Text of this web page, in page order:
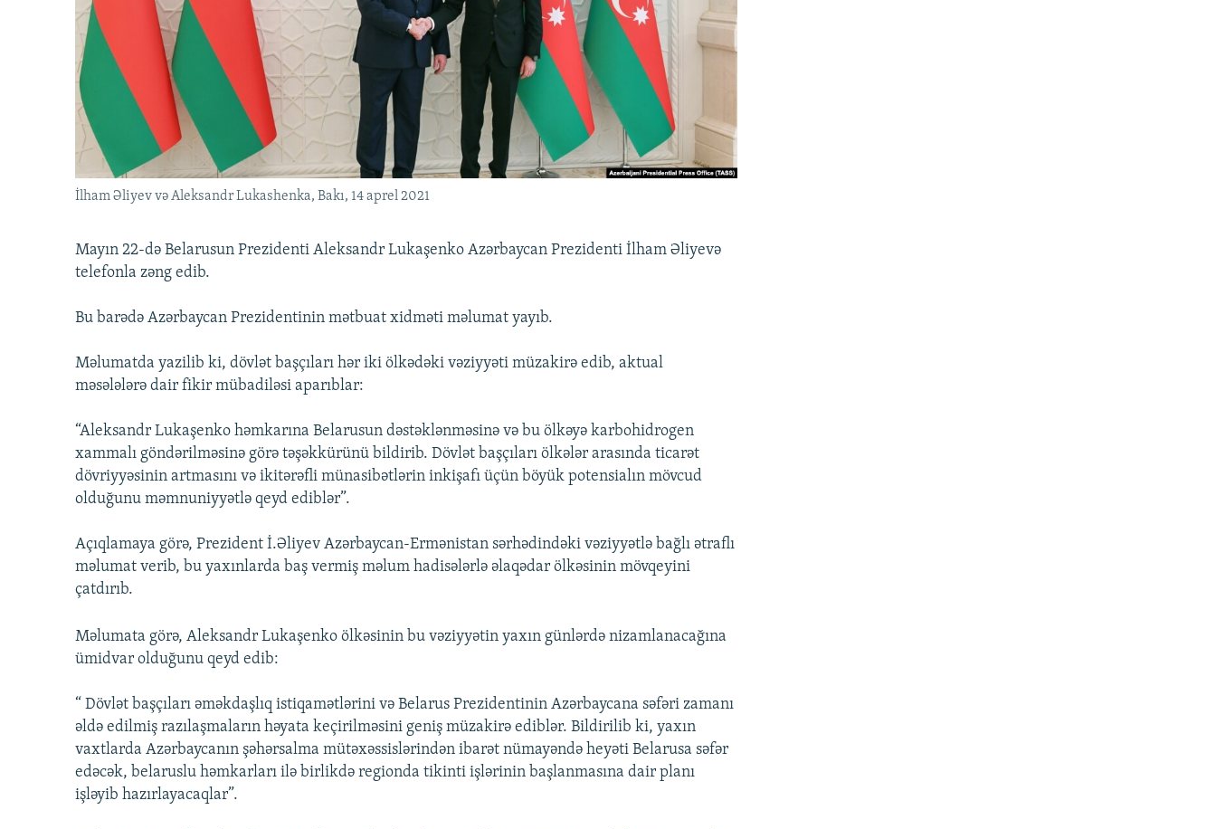
KARIKATURA
İSLAM VƏ DEMOKRATIYA
İZ - MƏDƏNIYYƏT PROQRAMI
PEŞƏ ETIKASI VƏ JURNALISTIKA
STANDARTLARIMIZ
MATERIALLARIMIZDAN ISTIFADƏ
AZADLIQRADIOSU MOBIL TELEFONUNUZDA
BIZIMLƏ ƏLAQƏ
İlham Əliyev və Aleksandr Lukashenka, Bakı, 14 aprel 2021
Mayın 22-də Belarusun Prezidenti Aleksandr Lukaşenko Azərbaycan Prezidenti İlham Əliyevə
telefonla zəng edib.
Bu barədə Azərbaycan Prezidentinin mətbuat xidməti məlumat yayıb.
Məlumatda yazilib ki, dövlət başçıları hər iki ölkədəki vəziyyəti müzakirə edib, aktual
məsələlərə dair fikir mübadiləsi aparıblar:
“Aleksandr Lukaşenko həmkarına Belarusun dəstəklənməsinə və bu ölkəyə karbohidrogen
xammalı göndərilməsinə görə təşəkkürünü bildirib. Dövlət başçıları ölkələr arasında ticarət
dövriyyəsinin artmasını və ikitərəfli münasibətlərin inkişafı üçün böyük potensialın mövcud
olduğunu məmnuniyyətlə qeyd ediblər”.
Açıqlamaya görə, Prezident İ.Əliyev Azərbaycan-Ermənistan sərhədindəki vəziyyətlə bağlı ətraflı
məlumat verib, bu yaxınlarda baş vermiş məlum hadisələrlə əlaqədar ölkəsinin mövqeyini
çatdırıb.
Məlumata görə, Aleksandr Lukaşenko ölkəsinin bu vəziyyətin yaxın günlərdə nizamlanacağına
ümidvar olduğunu qeyd edib:
“ Dövlət başçıları əməkdaşlıq istiqamətlərini və Belarus Prezidentinin Azərbaycana səfəri zamanı
əldə edilmiş razılaşmaların həyata keçirilməsini geniş müzakirə ediblər. Bildirilib ki, yaxın
vaxtlarda Azərbaycanın şəhərsalma mütəxəssislərindən ibarət nümayəndə heyəti Belarusa səfər
edəcək, belaruslu həmkarları ilə birlikdə regionda tikinti işlərinin başlanmasına dair planı
işləyib hazırlayacaqlar”.